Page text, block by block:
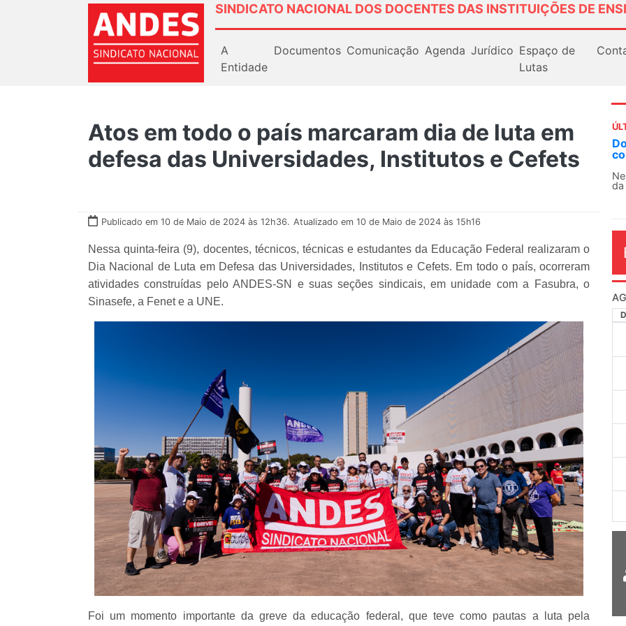
SINDICATO NACIONAL DOS DOCENTES DAS INSTITUIÇÕES DE
A
Entidade
Documentos Comunicação Agenda Jurídico Espaço de
Lutas
Atos em todo o país marcaram dia de luta em
defesa das Universidades, Institutos e Cefets
Publicado em 10 de Maio de 2024 às 12h36. Atualizado em 10 de Maio de 2024 às 15h16
Nessa quinta-feira (9), docentes, técnicos, técnicas e estudantes da Educação Federal realizaram o
Dia Nacional de Luta em Defesa das Universidades, Institutos e Cefets. Em todo o país, ocorreram
atividades construídas pelo ANDES-SN e suas seções sindicais, em unidade com a Fasubra, o
Sinasefe, a Fenet e a UNE.
Foi um momento importante da greve da educação federal, que teve como pautas a luta pela
O